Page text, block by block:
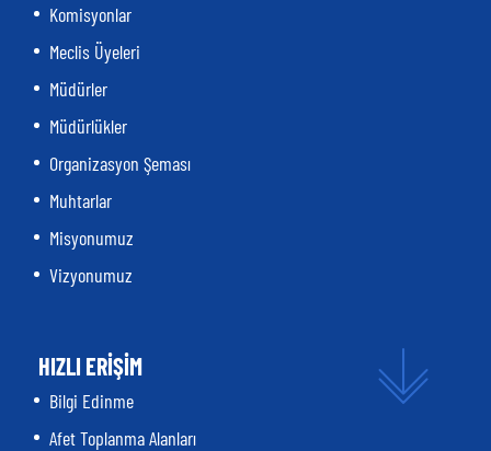
Komisyonlar
Meclis Üyeleri
Müdürler
Müdürlükler
Organizasyon Şeması
Muhtarlar
Misyonumuz
Vizyonumuz
HIZLI ERİŞİM
Bilgi Edinme
Afet Toplanma Alanları